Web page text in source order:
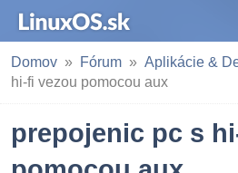
Domov Fórum Aplikácie &
hi-fi vezou pomocou aux
prepojenic pc s